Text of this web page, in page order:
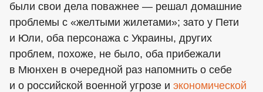
были свои дела поважнее — решал домашние
проблемы с «желтыми жилетами»; зато у Пети
и Юли, оба персонажа с Украины, других
проблем, похоже, не было, оба прибежали
в Мюнхен в очередной раз напомнить о себе
и о российской военной угрозе и экономической